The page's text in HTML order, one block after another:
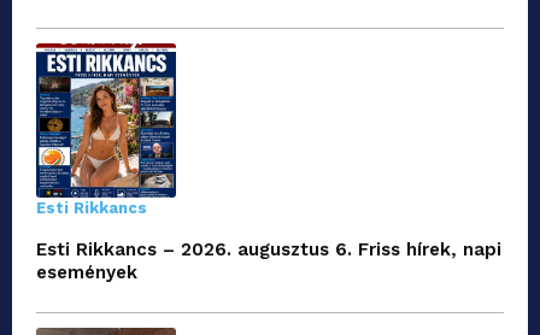
Esti Rikkancs
Esti Rikkancs – 2026. augusztus 6. Friss hírek, napi
események